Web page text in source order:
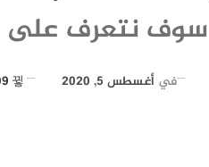
نتعرف على
في أغسطس 5, 2020